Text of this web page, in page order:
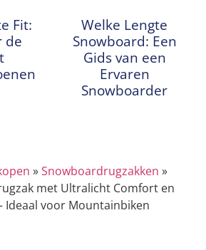
Fit:
de
Welke Lengte
Snowboard: Een
Gids van een
Ervaren
Snowboarder
»Snowboardrugzakken »
met Ultralicht Comfort en
Ideaal voor Mountainbiken